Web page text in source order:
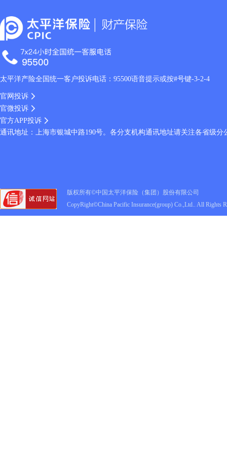
太平洋产险全国统一客户投诉电话：95500语音提示或按#号键-3-2-4
官网投诉
官微投诉
官方APP投诉
通讯地址：上海市银城中路190号。各分支机构通讯地址请关注各省级
版权所有©中国太平洋保险（集团）股份有限公司
CopyRight©China Pacific Insurance(group) Co.,Ltd.. All Rights